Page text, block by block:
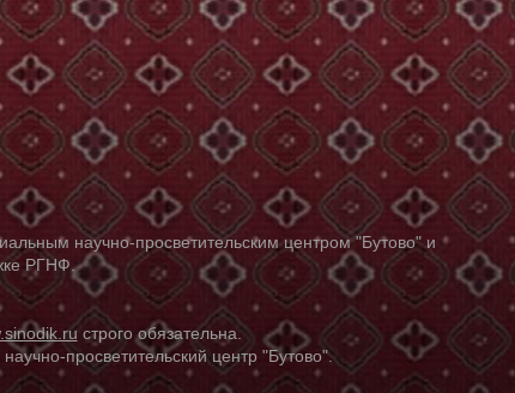
научно-просветительским центром "Бутово" и
РГНФ.
строго обязательна.
просветительский центр "Бутово".